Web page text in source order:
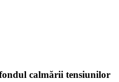
fondul calmării tensiunilor